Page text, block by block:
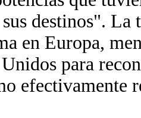
destinos".
en Europa,
para
efectivamente